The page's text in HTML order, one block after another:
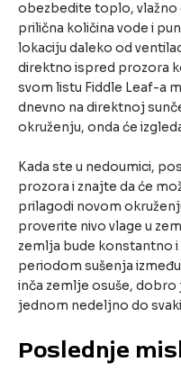
obezbedite toplo, vlažno
prilična količina vode i
lokaciju daleko od
direktno ispred prozora
svom listu Fiddle Leaf-a
dnevno na direktnoj
okruženju, onda će
Kada ste u nedoumici,
prozora i znajte da će
prilagodi novom
proverite nivo vlage u
zemlja bude konstantno i
periodom sušenja
inča zemlje osuše,
jednom nedeljno do
Poslednje